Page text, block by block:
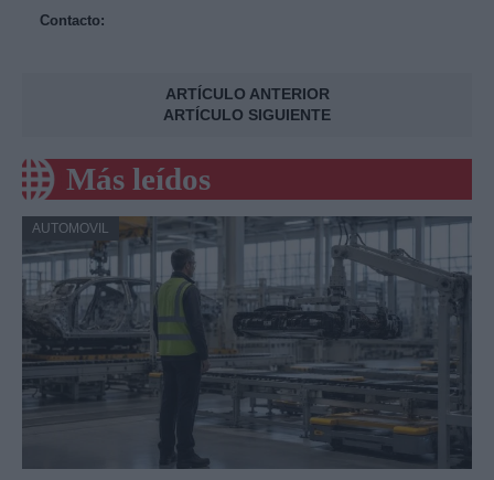
Contacto:
ARTÍCULO ANTERIOR
ARTÍCULO SIGUIENTE
Más leídos
AUTOMOVIL